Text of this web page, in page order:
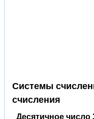
Системы
счисления
Десятичное число